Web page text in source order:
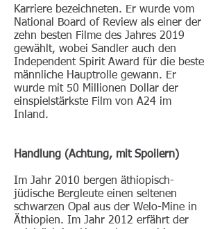
Karriere bezeichneten. Er wurde vom
National Board of Review als einer der
zehn besten Filme des Jahres 2019
gewählt, wobei Sandler auch den
Independent Spirit Award für die beste
männliche Hauptrolle gewann. Er
wurde mit 50 Millionen Dollar der
einspielstärkste Film von A24 im
Inland.
Handlung (Achtung, mit Spoilern)
Im Jahr 2010 bergen äthiopisch-
jüdische Bergleute einen seltenen
schwarzen Opal aus der Welo-Mine in
Äthiopien. Im Jahr 2012 erfährt der